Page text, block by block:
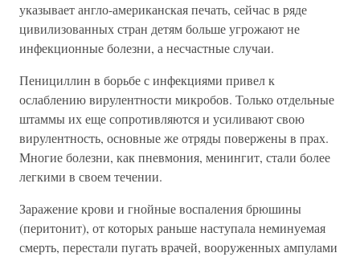
указывает англо-американская печать, сейчас в ряде
цивилизованных стран детям больше угрожают не
инфекционные болезни, а несчастные случаи.
Пенициллин в борьбе с инфекциями привел к
ослаблению вирулентности микробов. Только отдельные
штаммы их еще сопротивляются и усиливают свою
вирулентность, основные же отряды повержены в прах.
Многие болезни, как пневмония, менингит, стали более
легкими в своем течении.
Заражение крови и гнойные воспаления брюшины
(перитонит), от которых раньше наступала неминуемая
смерть, перестали пугать врачей, вооруженных ампулами